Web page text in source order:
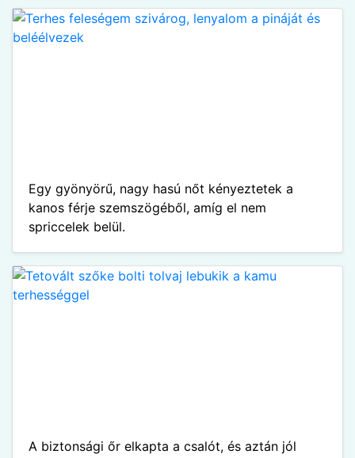
Egy gyönyörű, nagy hasú nőt kényeztetek a
kanos férje szemszögéből, amíg el nem
spriccelek belül.
A biztonsági őr elkapta a csalót, és aztán jól